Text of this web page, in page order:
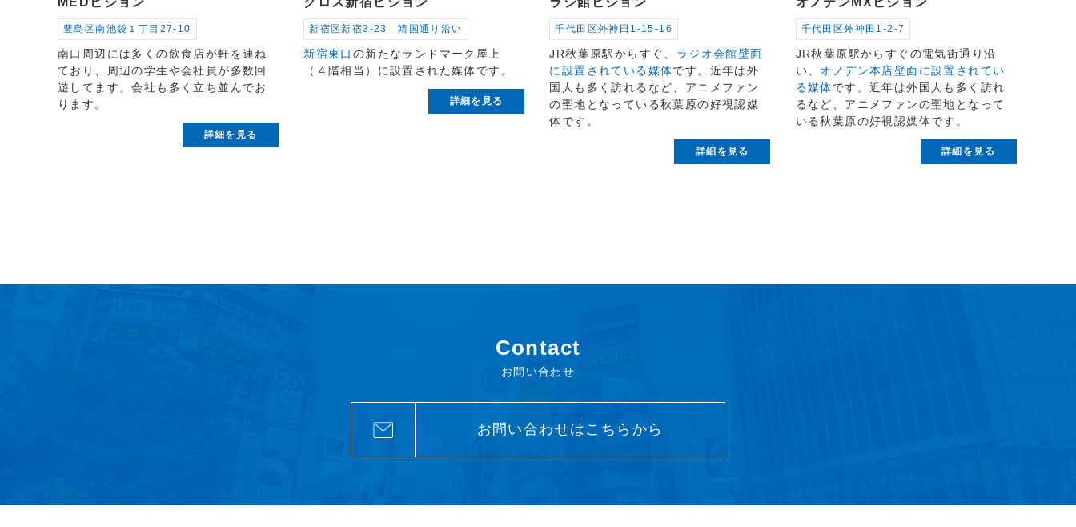
豊島区南池袋１丁目27-10
南口周辺には多くの飲食店が軒を連ね
ており、周辺の学生や会社員が多数回
遊してます。会社も多く立ち並んでお
ります。
詳細を見る
新宿区新宿3-23 靖国通り沿い
新宿東口 の新たなランドマーク屋上
（４階相当）に設置された媒体です。
詳細を見る
千代田区外神田1-15-16
JR秋葉原駅からすぐ、 ラジオ会館壁面
に設置されている媒体です。近年は外
国人も多く訪れるなど、アニメファン
の聖地となっている秋葉原の好視認媒
体です。
詳細を見る
千代田区外神田1-2-7
JR秋葉原駅からすぐの電気街通り沿
い、 オノデン本店壁面に設置されてい
る媒体です。近年は外国人も多く訪れ
るなど、アニメファンの聖地となって
いる秋葉原の好視認媒体です。
詳細を見る
Contact
お問い合わせ
お問い合わせはこちらから